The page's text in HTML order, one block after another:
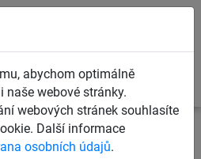
abychom optimálně
naše webové stránky.
webových stránek souhlasíte
Další informace
osobních údajů.
Kontejnerové sítě a plachty pro